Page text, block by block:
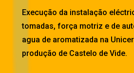
Execução da instalação
tomadas, força motriz e de
agua de aromatizada na
produção de Castelo de Vide.